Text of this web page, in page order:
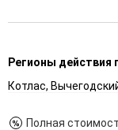
Регионы действия
Котлас,
Полная